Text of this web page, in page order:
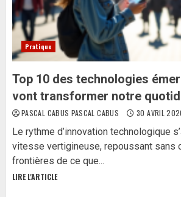
Pratique
Top 10 des technologies
vont transformer notre
PASCAL CABUS PASCAL CABUS 30 AVRIL
Le rythme d’innovation technologique
vitesse vertigineuse, repoussant sans
frontières de ce que...
LIRE L'ARTICLE